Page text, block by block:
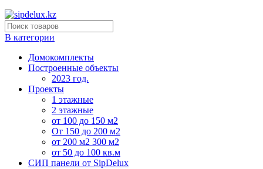
В категории
Домокомплекты
Построенные объекты
2023 год.
Проекты
1 этажные
2 этажные
от 100 до 150 м2
От 150 до 200 м2
от 200 м2 300 м2
от 50 до 100 кв.м
СИП панели от SipDelux